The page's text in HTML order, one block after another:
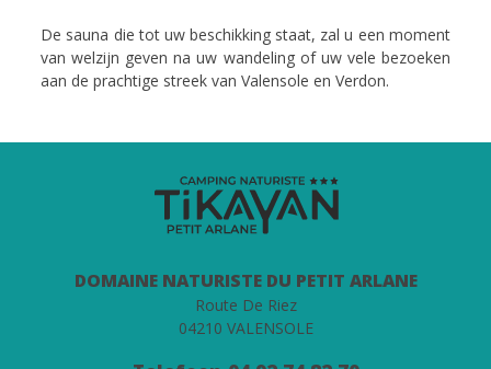
De sauna die tot uw beschikking staat, zal u een moment
van welzijn geven na uw wandeling of uw vele bezoeken
aan de prachtige streek van Valensole en Verdon.
DOMAINE NATURISTE DU PETIT ARLANE
Route De Riez
04210 VALENSOLE